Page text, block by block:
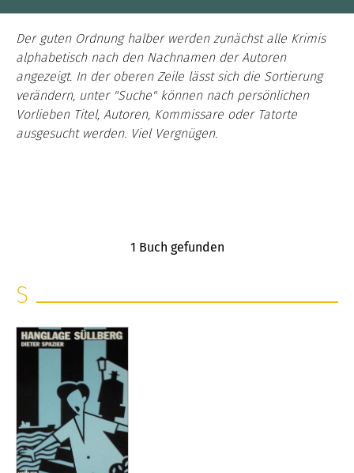
Der guten Ordnung halber werden zunächst alle Krimis
alphabetisch nach den Nachnamen der Autoren
angezeigt. In der oberen Zeile lässt sich die Sortierung
verändern, unter "Suche" können nach persönlichen
Vorlieben Titel, Autoren, Kommissare oder Tatorte
ausgesucht werden. Viel Vergnügen.
1 Buch gefunden
S